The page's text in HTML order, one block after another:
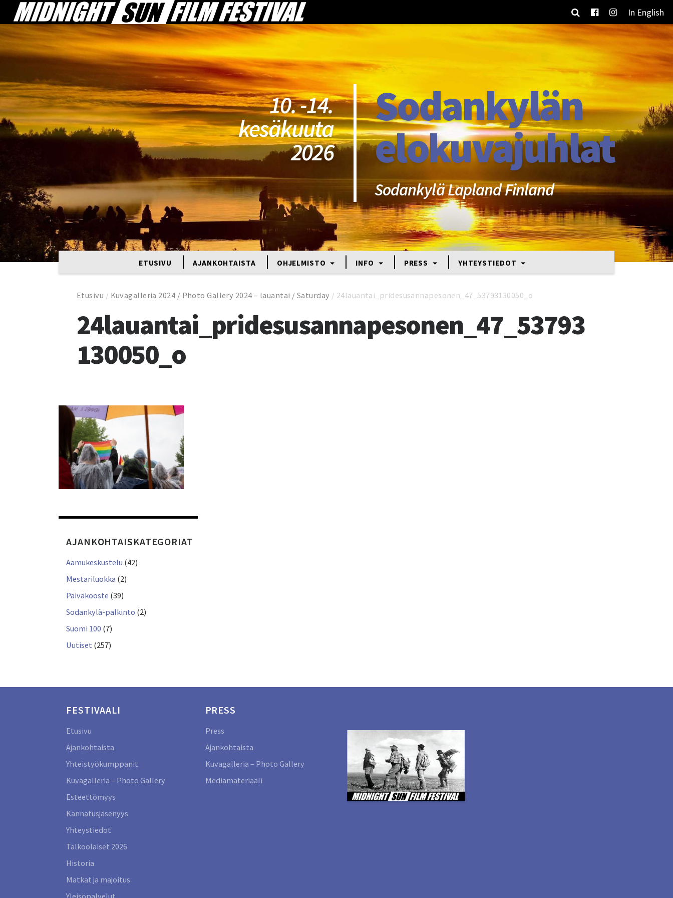
In English
10. -14.
kesäkuuta
2026
Sodankylän
elokuvajuhlat
Sodankylä Lapland Finland
ETUSIVU AJANKOHTAISTA OHJELMISTO INFO PRESS YHTEYSTIEDOT
Etusivu / Kuvagalleria 2024 / Photo Gallery 2024 – lauantai / Saturday / 24lauantai_pridesusannapesonen_47_53793130050_o
24lauantai_pridesusannapesonen_47_53793
130050_o
AJANKOHTAISKATEGORIAT
Aamukeskustelu (42)
Mestariluokka (2)
Päiväkooste (39)
Sodankylä-palkinto (2)
Suomi 100 (7)
Uutiset (257)
FESTIVAALI
Etusivu
Ajankohtaista
Yhteistyökumppanit
Kuvagalleria – Photo Gallery
Esteettömyys
Kannatusjäsenyys
Yhteystiedot
Talkoolaiset 2026
Historia
Matkat ja majoitus
PRESS
Press
Ajankohtaista
Kuvagalleria – Photo Gallery
Mediamateriaali